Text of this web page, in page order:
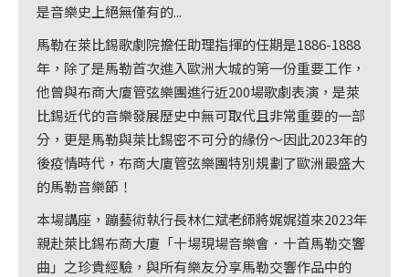
是音樂史上絕無僅有的...
馬勒在萊比錫歌劇院擔任助理指揮的任期是1886-1888
年，除了是馬勒首次進入歐洲大城的第一份重要工作，
他曾與布商大廈管弦樂團進行近200場歌劇表演，是萊
比錫近代的音樂發展歷史中無可取代且非常重要的一部
分，更是馬勒與萊比錫密不可分的緣份～因此2023年的
後疫情時代，布商大廈管弦樂團特別規劃了歐洲最盛大
的馬勒音樂節！
本場講座，蹦藝術執行長林仁斌老師將娓娓道來2023年
親赴萊比錫布商大廈「十場現場音樂會．十首馬勒交響
曲」之珍貴經驗，與所有樂友分享馬勒交響作品中的